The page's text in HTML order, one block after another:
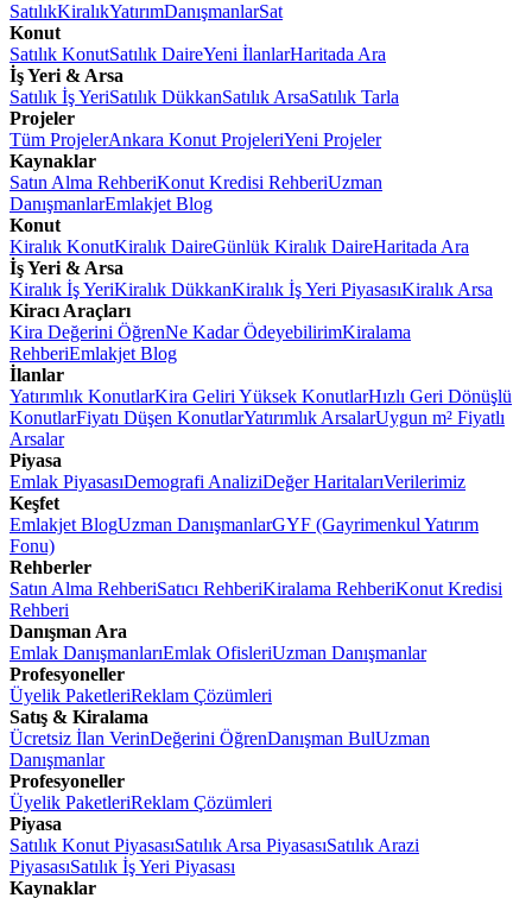
SatılıkKiralıkYatırımDanışmanlarSat
Konut
Satılık KonutSatılık DaireYeni İlanlarHaritada Ara
İş Yeri & Arsa
Satılık İş YeriSatılık DükkanSatılık ArsaSatılık Tarla
Projeler
Tüm ProjelerAnkara Konut ProjeleriYeni Projeler
Kaynaklar
Satın Alma RehberiKonut Kredisi RehberiUzman
DanışmanlarEmlakjet Blog
Konut
Kiralık KonutKiralık DaireGünlük Kiralık DaireHaritada Ara
İş Yeri & Arsa
Kiralık İş YeriKiralık DükkanKiralık İş Yeri PiyasasıKiralık Arsa
Kiracı Araçları
Kira Değerini ÖğrenNe Kadar ÖdeyebilirimKiralama
RehberiEmlakjet Blog
İlanlar
Yatırımlık KonutlarKira Geliri Yüksek KonutlarHızlı Geri Dönüşlü
KonutlarFiyatı Düşen KonutlarYatırımlık ArsalarUygun m² Fiyatlı
Arsalar
Piyasa
Emlak PiyasasıDemografi AnaliziDeğer HaritalarıVerilerimiz
Keşfet
Emlakjet BlogUzman DanışmanlarGYF (Gayrimenkul Yatırım
Fonu)
Rehberler
Satın Alma RehberiSatıcı RehberiKiralama RehberiKonut Kredisi
Rehberi
Danışman Ara
Emlak DanışmanlarıEmlak OfisleriUzman Danışmanlar
Profesyoneller
Üyelik PaketleriReklam Çözümleri
Satış & Kiralama
Ücretsiz İlan VerinDeğerini ÖğrenDanışman BulUzman
Danışmanlar
Profesyoneller
Üyelik PaketleriReklam Çözümleri
Piyasa
Satılık Konut PiyasasıSatılık Arsa PiyasasıSatılık Arazi
PiyasasıSatılık İş Yeri Piyasası
Kaynaklar